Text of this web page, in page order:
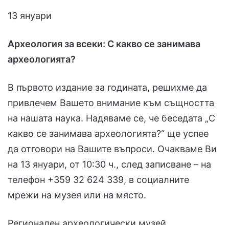
13 януари
Археология за всеки: С какво се занимава
археологията?
В първото издание за годината, решихме да
привлечем Вашето внимание към същността
на нашата наука. Надяваме се, че беседата „С
какво се занимава археологията?“ ще успее
да отговори на Вашите въпроси. Очакваме Ви
на 13 януари, от 10:30 ч., след записване – на
телефон +359 32 624 339, в социалните
мрежи на музея или на място.